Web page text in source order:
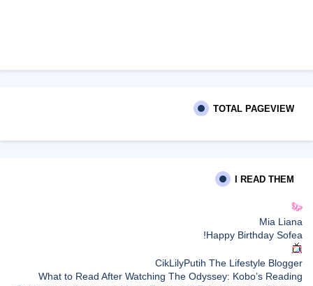
TOTAL PAGEVIEW
I READ THEM
Mia Liana
Happy Birthday Sofea!
CikLilyPutih The Lifestyle Blogger
What to Read After Watching The Odyssey: Kobo’s Reading